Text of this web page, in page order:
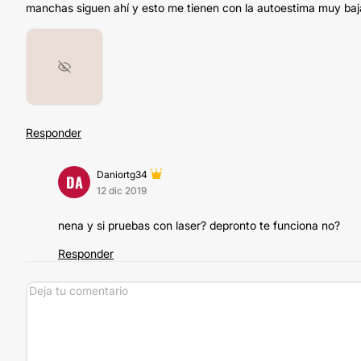
manchas siguen ahí y esto me tienen con la autoestima muy
Responder
DA
Daniortg34
12 dic 2019
nena y si pruebas con laser? depronto te funciona no?
Responder